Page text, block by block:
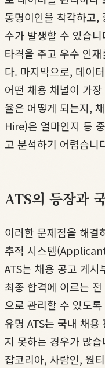
동명이인을 착각하고,
수가 발생할 수 있습
타격을 주고 우수 인
다. 마지막으로, 데이
어떤 채용 채널이 가
율은 어떻게 되는지,
Hire)은 얼마인지 등
고 분석하기 어렵습니
ATS의 등장과
이러한 문제점을 해결
추적 시스템
ATS는 채용 공고 게
최종 합격에 이르는
으로 관리할 수 있도
유명 ATS는 국내 채
지 못하는 경우가 많
잡코리아, 사람인, 원